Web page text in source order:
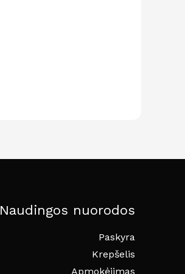
Naudingos nuorodos
Paskyra
Krepšelis
Apmokėjimas